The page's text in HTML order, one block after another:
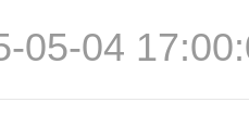
05-04